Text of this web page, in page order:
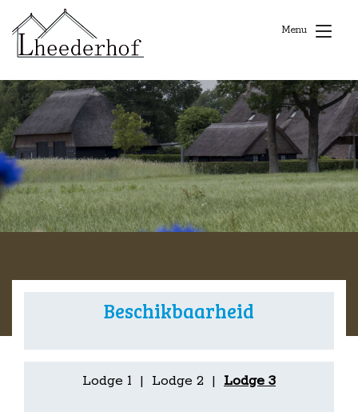
Menu
Beschikbaarheid
Lodge 1 | Lodge 2 | Lodge 3